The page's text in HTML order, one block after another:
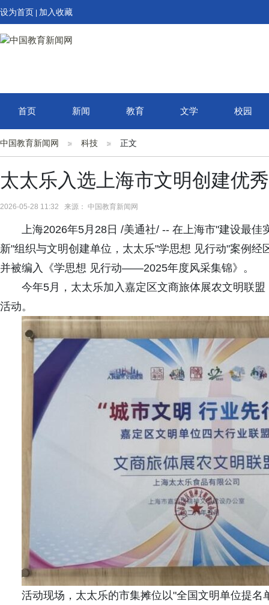
设为首页 加入收藏
首页 新闻 教育 文学 校园
中国教育新闻网 科技 正文
太太乐入选上海市文明创建优
2026-05-28 11:32 来源： 中国教育新闻网
上海2026年5月28日 /美通社/ -- 在上海市"建设最
新"组织与文明创建单位，太太乐"学思想 见行动"案例
并被编入《学思想 见行动——2025年度风采集锦》。
今年5月，太太乐加入嘉定区文商旅体展农文明联
活动。
活动现场，太太乐的市集摊位以"全国文明单位提